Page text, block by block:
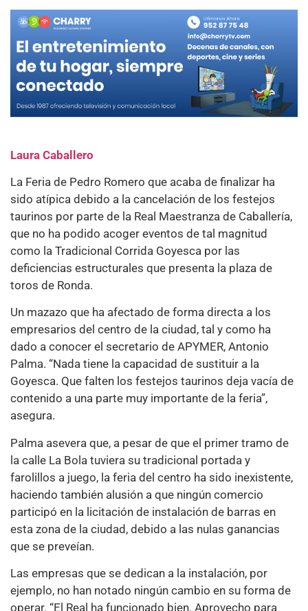
Laura Caballero
La Feria de Pedro Romero que acaba de finalizar ha
sido atípica debido a la cancelación de los festejos
taurinos por parte de la Real Maestranza de Caballería,
que no ha podido acoger eventos de tal magnitud
como la Tradicional Corrida Goyesca por las
deficiencias estructurales que presenta la plaza de
toros de Ronda.
Un mazazo que ha afectado de forma directa a los
empresarios del centro de la ciudad, tal y como ha
dado a conocer el secretario de APYMER, Antonio
Palma. “Nada tiene la capacidad de sustituir a la
Goyesca. Que falten los festejos taurinos deja vacía de
contenido a una parte muy importante de la feria”,
asegura.
Palma asevera que, a pesar de que el primer tramo de
la calle La Bola tuviera su tradicional portada y
farolillos a juego, la feria del centro ha sido inexistente,
haciendo también alusión a que ningún comercio
participó en la licitación de instalación de barras en
esta zona de la ciudad, debido a las nulas ganancias
que se preveían.
Las empresas que se dedican a la instalación, por
ejemplo, no han notado ningún cambio en su forma de
operar. “El Real ha funcionado bien. Aprovecho para